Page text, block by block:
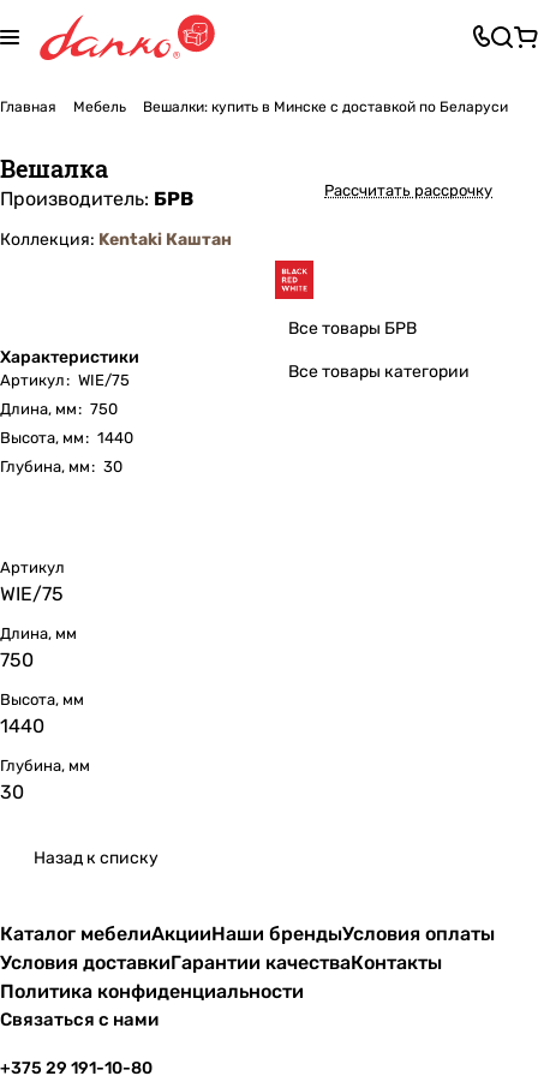
Главная Мебель Вешалки: купить в Минске с доставкой по Беларуси
Вешалка
Производитель: БРВ
Коллекция: Kentaki Каштан
Характеристики
Артикул: WIE/75
Длина, мм: 750
Высота, мм: 1440
Глубина, мм: 30
Рассчитать рассрочку
Все товары БРВ
Все товары категории
Артикул
WIE/75
Длина, мм
750
Высота, мм
1440
Глубина, мм
30
Назад к списку
Каталог мебелиАкцииНаши брендыУсловия оплаты
Условия доставкиГарантии качестваКонтакты
Политика конфиденциальности
Связаться с нами
+375 29 191-10-80